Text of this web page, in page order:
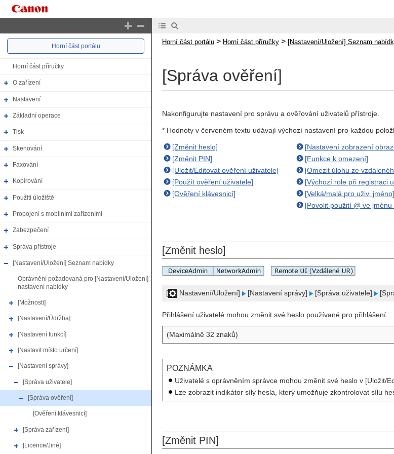
Horní část portálu
Horní část příručky
O zařízení
Nastavení
Základní operace
Tisk
Skenování
Faxování
Kopírování
Použití úložiště
Propojení s mobilními zařízeními
Zabezpečení
Správa přístroje
[Nastavení/Uložení] Seznam nabídky
Oprávnění požadovaná pro [Nastavení/Uložení]
nastavení nabídky
[Možnosti]
[Nastavení/Údržba]
[Nastavení funkcí]
[Nastavit místo určení]
[Nastavení správy]
[Správa uživatele]
[Správa ověření]
[Ověření klávesnicí]
[Správa zařízení]
[Licence/Jiné]
Horní část portálu > Horní část příručky > [Nastavení/Uložení] Seznam
[Správa ověření]
Nakonfigurujte nastavení pro správu a ověřování uživatelů přístroje.
* Hodnoty v červeném textu udávají výchozí nastavení pro každou
[Změnit heslo]
[Změnit PIN]
[Uložit/Editovat ověření uživatele]
[Použít ověření uživatele]
[Ověření klávesnicí]
[Nastavení zobrazení
[Funkce k omezení]
[Omezit úlohu ze
[Výchozí role při registraci
[Velká/malá pro uživ. jméno]
[Povolit použití @ ve jménu
[Změnit heslo]
[ Nastavení/Uložení] [Nastavení správy] [Správa uživatele]
Přihlášení uživatelé mohou změnit své heslo používané pro přihlášení.
(Maximálně 32 znaků)
POZNÁMKA
Uživatelé s oprávněním správce mohou změnit své heslo v [Uložit/
Lze zobrazit indikátor síly hesla, který umožňuje zkontrolovat sílu
[Změnit PIN]